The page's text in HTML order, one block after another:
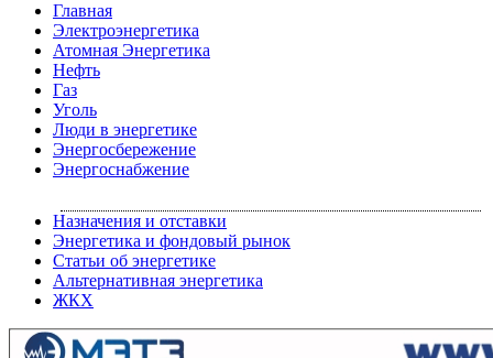
Главная
Электроэнергетика
Атомная Энергетика
Нефть
Газ
Уголь
Люди в энергетике
Энергосбережение
Энергоснабжение
Назначения и отставки
Энергетика и фондовый рынок
Статьи об энергетике
Альтернативная энергетика
ЖКХ